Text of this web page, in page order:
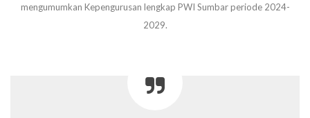
mengumumkan Kepengurusan lengkap PWI Sumbar periode 2024-
2029.